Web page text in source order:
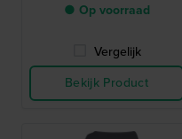
● Op voorraad
Vergelijk
Bekijk Product